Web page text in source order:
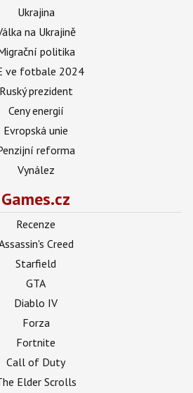
Ukrajina
na Ukrajině
politika
ve fotbale 2024
Ruský prezident
Ceny energií
Evropská unie
reforma
Vynález
Games.cz
Recenze
Creed
Starfield
GTA
Diablo IV
Forza
Fortnite
Call of Duty
Elder Scrolls